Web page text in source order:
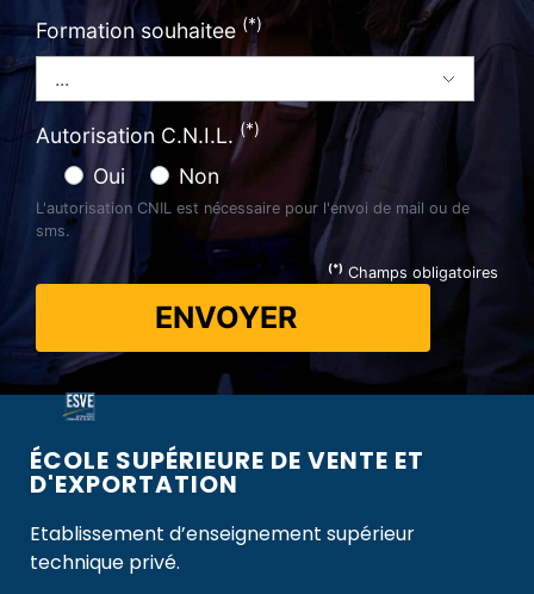
Formation souhaitee (*)
Autorisation C.N.I.L.(*)
Oui Non
L'autorisation CNIL est nécessaire pour l'envoi de mail ou de
sms.
(*) Champs obligatoires
ENVOYER
ÉCOLE SUPÉRIEURE DE VENTE ET
D'EXPORTATION​​
Etablissement d’enseignement supérieur
technique privé.